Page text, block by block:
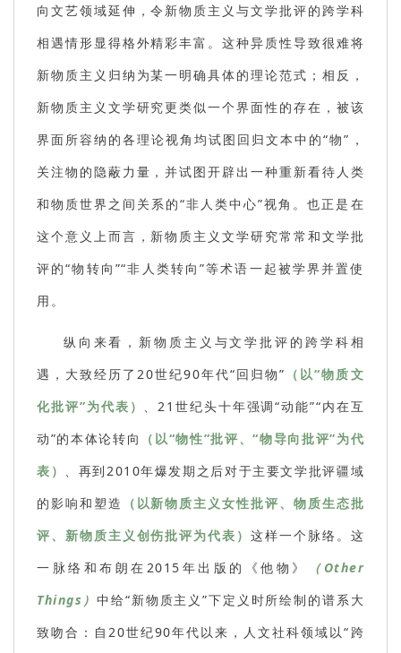
向文艺领域延伸，令新物质主义与文学批评的跨学科
相遇情形显得格外精彩丰富。这种异质性导致很难将
新物质主义归纳为某一明确具体的理论范式；相反，
新物质主义文学研究更类似一个界面性的存在，被该
界面所容纳的各理论视角均试图回归文本中的“物”，
关注物的隐蔽力量，并试图开辟出一种重新看待人类
和物质世界之间关系的“非人类中心”视角。也正是在
这个意义上而言，新物质主义文学研究常常和文学批
评的“物转向”“非人类转向”等术语一起被学界并置使
用。
纵向来看，新物质主义与文学批评的跨学科相
遇，大致经历了20世纪90年代“回归物” （以“物质文
化批评”为代表） 、21世纪头十年强调“动能”“内在互
动”的本体论转向
（以“物性”批评、“物导向批评”为代
表） 、再到2010年爆发期之后对于主要文学批评疆域
的影响和塑造
（以新物质主义女性批评、物质生态批
评、新物质主义创伤批评为代表） 这样一个脉络。这
一脉络和布朗在2015年出版的《他物》
（Other
Things）中给“新物质主义”下定义时所绘制的谱系大
致吻合：自20世纪90年代以来，人文社科领域以“跨